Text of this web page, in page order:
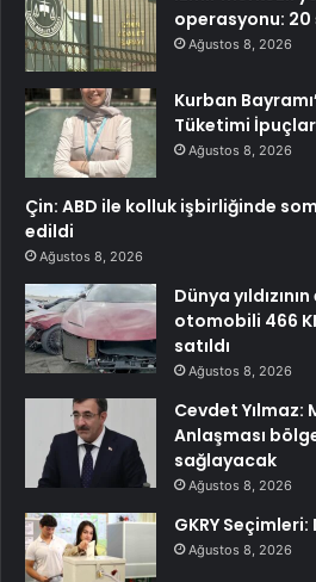
operasyonu:
Ağustos 8, 2026
Kurban
Tüketimi
Ağustos 8, 2026
Çin: ABD ile kolluk işbirliğinde
edildi
Ağustos 8, 2026
Dünya
otomobili 466
satıldı
Ağustos 8, 2026
Cevdet Yılmaz:
Anlaşması
sağlayacak
Ağustos 8, 2026
GKRY Seçimleri:
Ağustos 8, 2026